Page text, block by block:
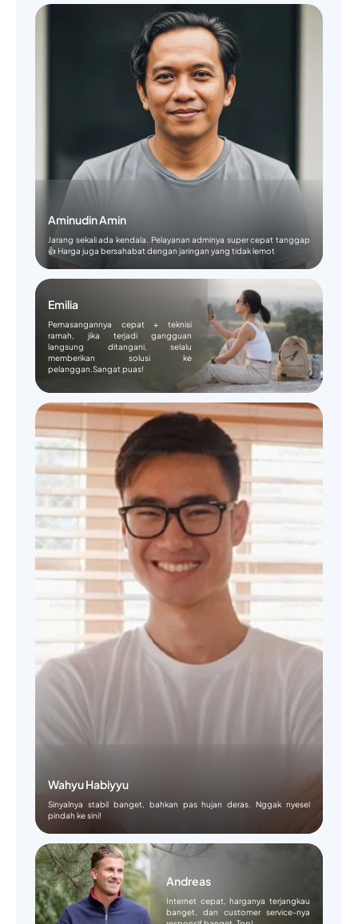
Aminudin Amin
Jarang sekali ada kendala. Pelayanan adminya super cepat tanggap
👍 Harga juga bersahabat dengan jaringan yang tidak lemot
Emilia
Pemasangannya cepat + teknisi
ramah, jika terjadi gangguan
langsung ditangani, selalu
memberikan solusi ke
pelanggan.Sangat puas!
Wahyu Habiyyu
Sinyalnya stabil banget, bahkan pas hujan deras. Nggak nyesel
pindah ke sini!
Andreas
Internet cepat, harganya terjangkau
banget, dan customer service-nya